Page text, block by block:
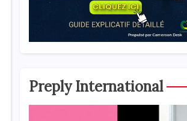
Preply International